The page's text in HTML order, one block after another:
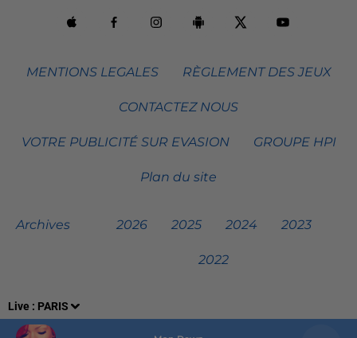
Live : PARIS
MENTIONS LEGALES RÈGLEMENT DES JEUX
CONTACTEZ NOUS
VOTRE PUBLICITÉ SUR EVASION GROUPE HPI
Plan du site
Archives 2026 2025 2024 2023
2022